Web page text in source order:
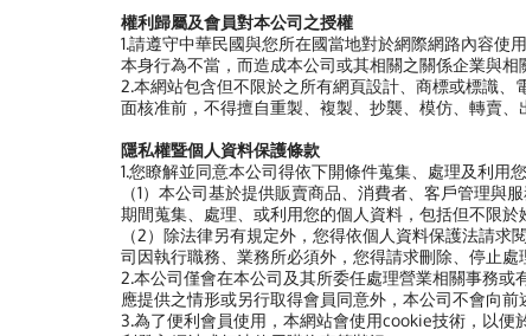
權利歸屬及會員對本公司之授權
1.請遵守中華民國與您所在國當地對於網際網路內容
本身行為不當，而造成本公司或其相關之關係企業與
2.本網站包含但不限於之所有網頁設計、商標或標識
面核准前，不得擅自重製、複製、抄襲、模仿、轉賣
隱私權暨個人資料保護條款
1.您瞭解並同意本公司得依下開條件蒐集、處理及利用
（1）本公司基於提供販賣商品、消費者、客戶管理
期間蒐集、處理、或利用您的個人資料，包括但不限
（2）除法律另有規定外，您得依個人資料保護法請
司因執行職務、業務所必須外，您得請求刪除、停止
2.本公司僅會在本公司及其所委任處理營業相關事務
應提供之情形或另行取得會員同意外，本公司不會向前
3.為了便利會員使用，本網站會使用cookie技術，以